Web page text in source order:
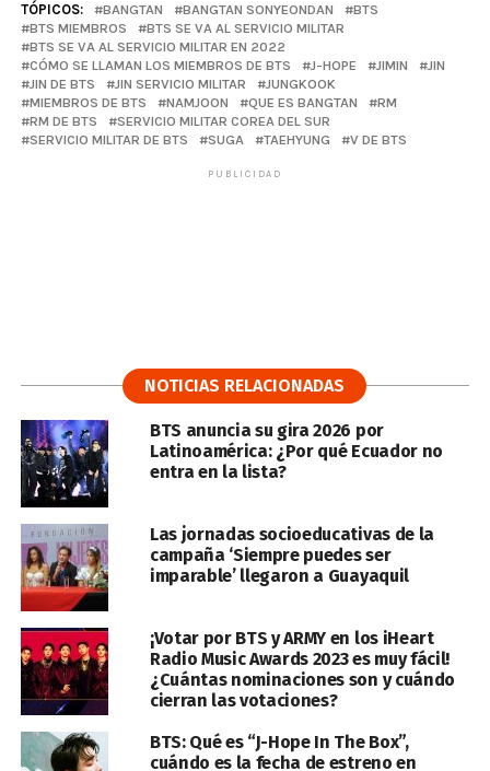
TÓPICOS: BANGTAN BANGTAN SONYEONDAN
BTS
BTS MIEMBROS
BTS SE VA AL SERVICIO MILITAR
BTS SE VA AL SERVICIO MILITAR EN 2022
CÓMO SE LLAMAN LOS MIEMBROS DE BTS
J-HOPE JIMIN
JIN
JIN DE BTS
JIN SERVICIO MILITAR
JUNGKOOK
MIEMBROS DE BTS
NAMJOON QUE ES BANGTAN
RM
RM DE BTS
SERVICIO MILITAR COREA DEL SUR
SERVICIO MILITAR DE BTS
SUGA TAEHYUNG V DE BTS
PUBLICIDAD
NOTICIAS RELACIONADAS
BTS anuncia su gira 2026 por
Latinoamérica: ¿Por qué Ecuador no
entra en la lista?
Las jornadas socioeducativas de la
campaña ‘Siempre puedes ser
imparable’ llegaron a Guayaquil
¡Votar por BTS y ARMY en los iHeart
Radio Music Awards 2023 es muy fácil!
¿Cuántas nominaciones son y cuándo
cierran las votaciones?
BTS: Qué es “J-Hope In The Box”,
cuándo es la fecha de estreno en